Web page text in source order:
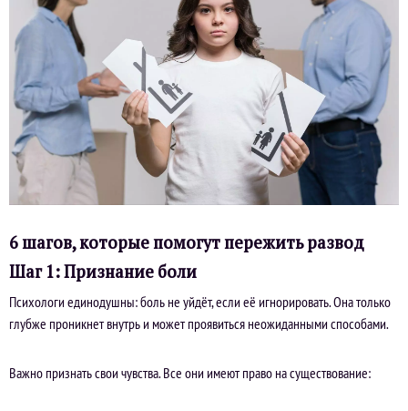
6 шагов, которые помогут пережить развод
Шаг 1: Признание боли
Психологи единодушны: боль не уйдёт, если её игнорировать. Она только
глубже проникнет внутрь и может проявиться неожиданными способами.
Важно признать свои чувства. Все они имеют право на существование: